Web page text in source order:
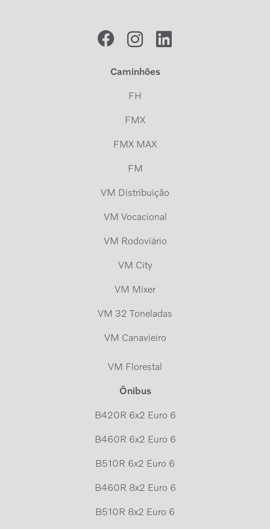
Caminhões
FH
FMX
FMX MAX
FM
VM Distribuição
VM Vocacional
VM Rodoviário
VM City
VM Mixer
VM 32 Toneladas
VM Canavieiro
VM Florestal
Ônibus
B420R 6x2 Euro 6
B460R 6x2 Euro 6
B510R 6x2 Euro 6
B460R 8x2 Euro 6
B510R 8x2 Euro 6